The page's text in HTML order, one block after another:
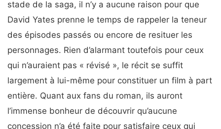
stade de la saga, il n’y a aucune raison pour que
David Yates prenne le temps de rappeler la teneur
des épisodes passés ou encore de resituer les
personnages. Rien d’alarmant toutefois pour ceux
qui n’auraient pas « révisé », le récit se suffit
largement à lui-même pour constituer un film à part
entière. Quant aux fans du roman, ils auront
l’immense bonheur de découvrir qu’aucune
concession n’a été faite pour satisfaire ceux qui